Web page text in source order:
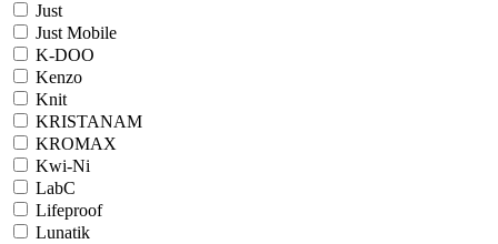
Just
Just Mobile
K-DOO
Kenzo
Knit
KRISTANAM
KROMAX
Kwi-Ni
LabC
Lifeproof
Lunatik